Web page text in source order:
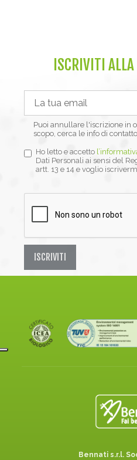
ISCRIVITI
Puoi annullare l'iscrizione in
scopo, cerca le info di
Ho letto e accetto
Dati Personali ai sensi del
artt. 13 e 14 e voglio
ISCRIVITI
Bennati s.r.l.